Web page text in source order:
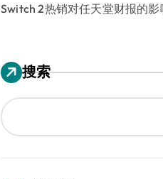
Switch 2热销对任天堂财报的影
搜索